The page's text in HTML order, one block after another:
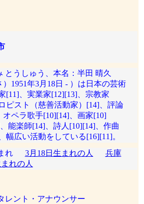
とうしゅう、本名：半田 晴久
）1951年3月18日 - ）は日本の芸術
[11]、実業家[12][13]、宗教家
ピスト（慈善活動家）[14]、評論
オペラ歌手[10][14]、画家[10]
能楽師[14]、詩人[10][14]、作曲
幅広い活動をしている[16][11]。
まれ 3月18日生まれの人
兵庫
れの人
レント・アナウンサー